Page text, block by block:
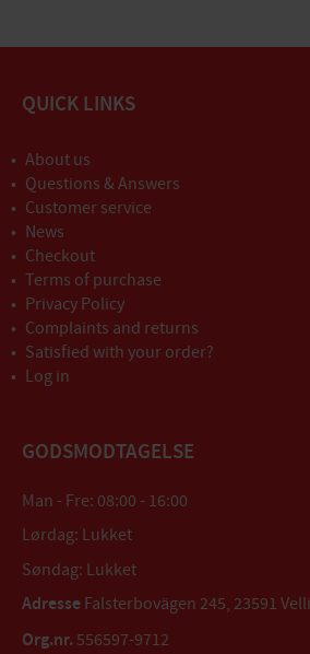
QUICK LINKS
About us
Questions & Answers
Customer service
News
Checkout
Terms of purchase
Privacy Policy
Complaints and returns
Satisfied with your order?
Log in
GODSMODTAGELSE
Man - Fre: 08:00 - 16:00
Lørdag: Lukket
Søndag: Lukket
Adresse Falsterbovägen 245, 23591
Org.nr. 556597-9712